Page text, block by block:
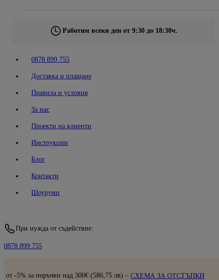
Работим всеки ден от 9:30 до 18:30ч.
0878 899 755
Доставка и плащане
Правила и условия
За нас
Проекти на клиенти
Инструкции
Блог
Контакти
Шоуруми
При нужда от съдействие:
0878 899 755
лв) –СХЕМА ЗА ОТСТЪПКИ Бърза доставка |